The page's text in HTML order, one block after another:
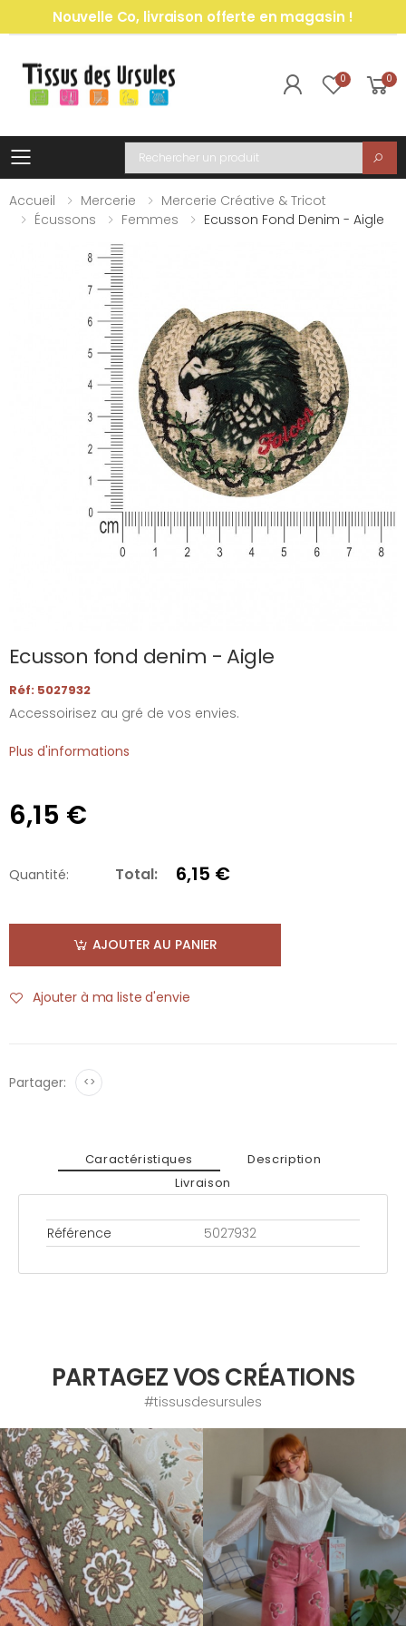
Nouvelle Co, livraison offerte en magasin !
0 0
Toggle mobile menu
Recherche
Accueil
Mercerie
Mercerie Créative & Tricot
Écussons
Femmes Ecusson Fond Denim - Aigle
Ecusson fond denim - Aigle
Réf: 5027932
Accessoirisez au gré de vos envies.
Plus d'informations
6,15 €
Quantité: Total: 6,15 €
AJOUTER AU PANIER
Ajouter à ma liste d'envie
Partager: <>
Caractéristiques
Description
Livraison
Référence 5027932
PARTAGEZ VOS CRÉATIONS
#tissusdesursules